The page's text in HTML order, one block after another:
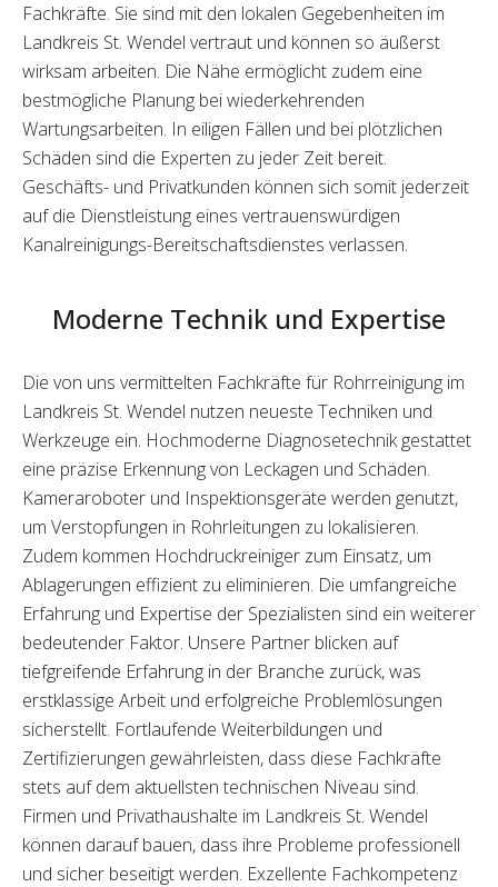
Fachkräfte. Sie sind mit den lokalen Gegebenheiten im
Landkreis St. Wendel vertraut und können so äußerst
wirksam arbeiten. Die Nähe ermöglicht zudem eine
bestmögliche Planung bei wiederkehrenden
Wartungsarbeiten. In eiligen Fällen und bei plötzlichen
Schäden sind die Experten zu jeder Zeit bereit.
Geschäfts- und Privatkunden können sich somit jederzeit
auf die Dienstleistung eines vertrauenswürdigen
Kanalreinigungs-Bereitschaftsdienstes verlassen.
Moderne Technik und Expertise
Die von uns vermittelten Fachkräfte für Rohrreinigung im
Landkreis St. Wendel nutzen neueste Techniken und
Werkzeuge ein. Hochmoderne Diagnosetechnik gestattet
eine präzise Erkennung von Leckagen und Schäden.
Kameraroboter und Inspektionsgeräte werden genutzt,
um Verstopfungen in Rohrleitungen zu lokalisieren.
Zudem kommen Hochdruckreiniger zum Einsatz, um
Ablagerungen effizient zu eliminieren. Die umfangreiche
Erfahrung und Expertise der Spezialisten sind ein weiterer
bedeutender Faktor. Unsere Partner blicken auf
tiefgreifende Erfahrung in der Branche zurück, was
erstklassige Arbeit und erfolgreiche Problemlösungen
sicherstellt. Fortlaufende Weiterbildungen und
Zertifizierungen gewährleisten, dass diese Fachkräfte
stets auf dem aktuellsten technischen Niveau sind.
Firmen und Privathaushalte im Landkreis St. Wendel
können darauf bauen, dass ihre Probleme professionell
und sicher beseitigt werden. Exzellente Fachkompetenz